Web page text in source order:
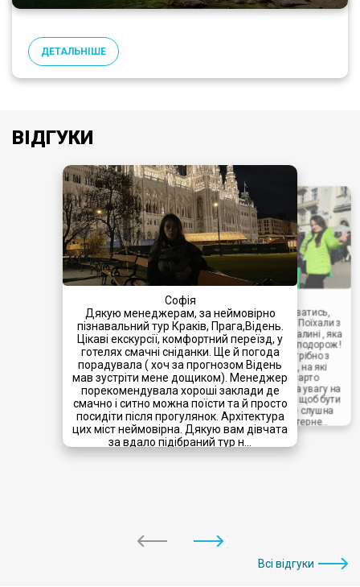
ДЕТАЛЬНІШЕ
ВІДГУКИ
Софія
Дякую менеджерам, за неймовірно
пізнавальний тур Краків, Прага,Відень.
Цікаві екскурсії, комфортний переїзд, у
готелях смачні сніданки. Ще й погода
порадувала ( хоч за прогнозом Відень
мав зустріти мене дощиком). Менеджер
порекомендувала хороші заклади де
смачно і ситно можна поїсти та й просто
посидіти після прогулянок. Архітектура
цих міст неймовірна. Дякую вам дівчата
за вдало підібраний тур н...
Мрії мають властивість збуватись,
дякуючи Туристичній агенції «Поїхали з
нами» і особисто менеджеру Галині , яка
допомогла та підібрала круту подорож !
Детально розповіла що потрібно з
собою взяти - до дрібниць , на які
екскурсії варто піти і що варто
подивитись , а також звернула увагу на
мобільний звʼязок у роумінгу - щоб бути
постійно на звʼязку , це дуже слушна
порада , бо коли є всюди інтерне...
пр-т Ч.Калини 51
25.03.2025
Всі відгуки